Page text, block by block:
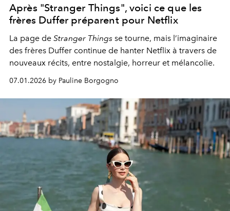
Après "Stranger Things", voici ce que les
frères Duffer préparent pour Netflix
La page de Stranger Things se tourne, mais l’imaginaire
des frères Duffer continue de hanter Netflix à travers de
nouveaux récits, entre nostalgie, horreur et mélancolie.
07.01.2026 by Pauline Borgogno